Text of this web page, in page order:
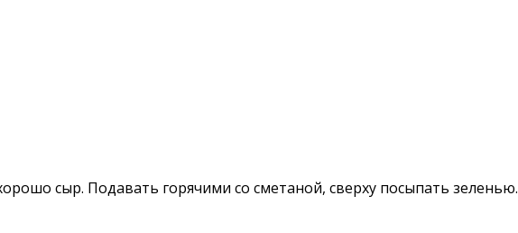
сыр. Подавать горячими со сметаной, сверху посыпать зеленью.